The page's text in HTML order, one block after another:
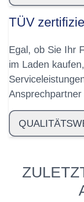
TÜV
Egal, ob Sie Ihr
im Laden